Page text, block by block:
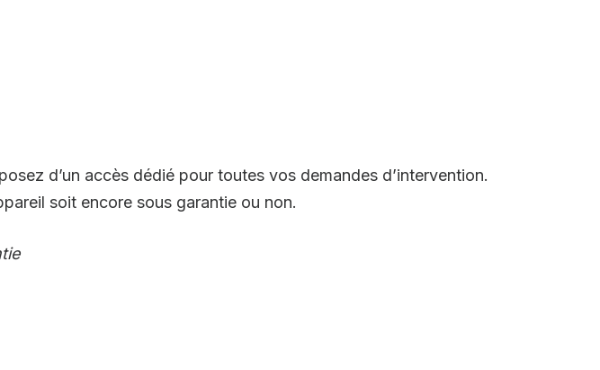
d’un accès dédié pour toutes vos demandes d’intervention.
soit encore sous garantie ou non.